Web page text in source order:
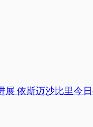
展 依斯迈沙比里今